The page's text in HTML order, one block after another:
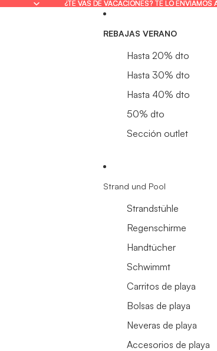
¿TE VAS DE VACACIONES? TE LO
¿TE VAS DE VACACIONES? TE LO
REBAJAS VERANO
Hasta 20% dto
Hasta 30% dto
Hasta 40% dto
50% dto
Sección outlet
Strand und Pool
Strandstühle
Regenschirme
Handtücher
Schwimmt
Carritos de playa
Bolsas de playa
Neveras de playa
Accesorios de playa